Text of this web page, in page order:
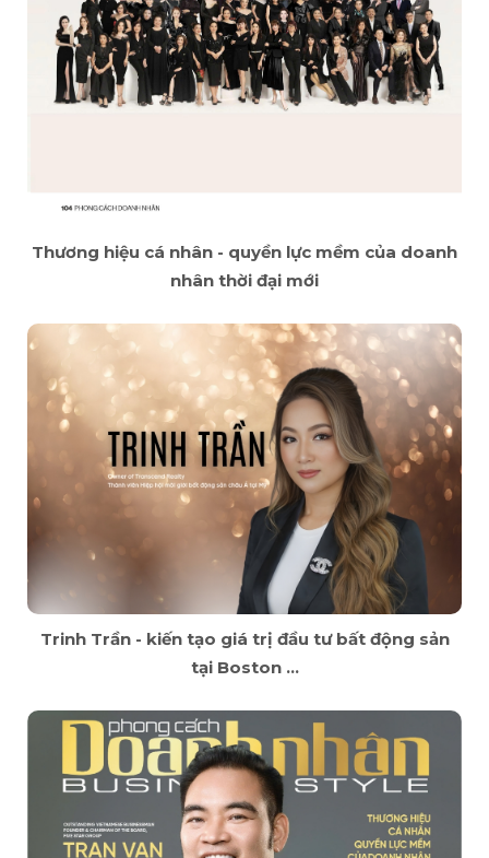
Thương hiệu cá nhân - quyền lực mềm của doanh
nhân thời đại mới
Trinh Trần - kiến tạo giá trị đầu tư bất động sản
tại Boston ...